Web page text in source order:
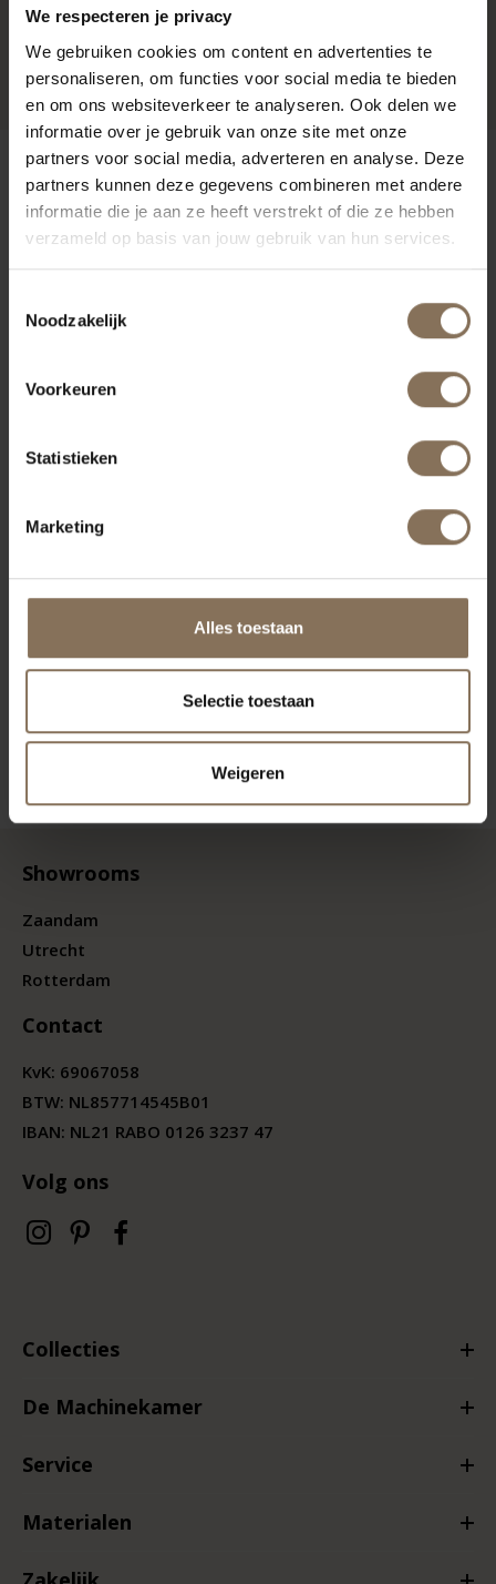
We respecteren je privacy
We gebruiken cookies om content en advertenties te
personaliseren, om functies voor social media te bieden
en om ons websiteverkeer te analyseren. Ook delen we
informatie over je gebruik van onze site met onze
partners voor social media, adverteren en analyse. Deze
partners kunnen deze gegevens combineren met andere
informatie die je aan ze heeft verstrekt of die ze hebben
verzameld op basis van jouw gebruik van hun services.
Noodzakelijk
Voorkeuren
Statistieken
Marketing
Alles toestaan
Selectie toestaan
Weigeren
STOFSTAAL OLYMPUS 701
VANAF € 0,99
ONZE MERKEN
Showrooms
Zaandam
Utrecht
Rotterdam
Contact
KvK: 69067058
BTW: NL857714545B01
IBAN: NL21 RABO 0126 3237 47
Volg ons
Collecties
De Machinekamer
Service
Materialen